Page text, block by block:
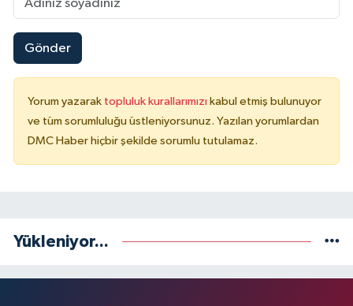
Gönder
Yorum yazarak topluluk kurallarımızı kabul etmiş bulunuyor
ve tüm sorumluluğu üstleniyorsunuz. Yazılan yorumlardan
DMC Haber hiçbir şekilde sorumlu tutulamaz.
Yükleniyor...